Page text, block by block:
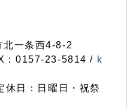
一条西4-8-2
：0157-23-5814 / k
日：日曜日・祝祭